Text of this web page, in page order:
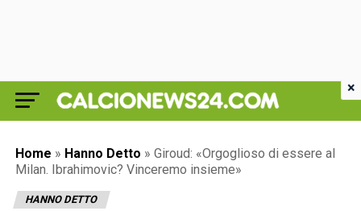
Home » Hanno Detto » Giroud: «Orgoglioso di essere al
Milan. Ibrahimovic? Vinceremo insieme»
HANNO DETTO
×